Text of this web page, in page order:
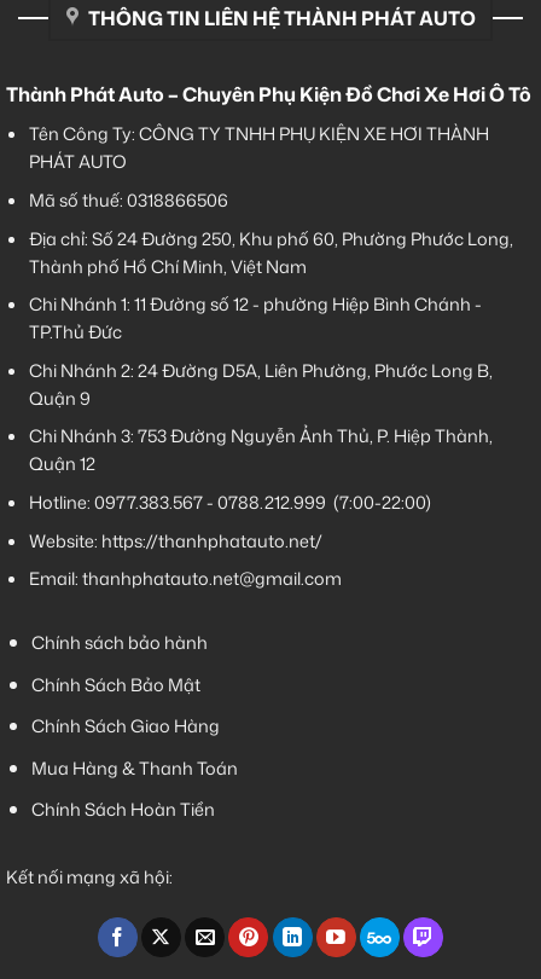
THÔNG TIN LIÊN HỆ THÀNH PHÁT AUTO
Thành Phát Auto – Chuyên Phụ Kiện Đồ Chơi Xe Hơi Ô Tô
Tên Công Ty: CÔNG TY TNHH PHỤ KIỆN XE HƠI THÀNH
PHÁT AUTO
Mã số thuế: 0318866506
Địa chỉ: Số 24 Đường 250, Khu phố 60, Phường Phước Long,
Thành phố Hồ Chí Minh, Việt Nam
Chi Nhánh 1:11 Đường số 12 - phường Hiệp Bình Chánh -
TP.Thủ Đức
Chi Nhánh 2:24 Đường D5A, Liên Phường, Phước Long B,
Quận 9
Chi Nhánh 3:753 Đường Nguyễn Ảnh Thủ, P. Hiệp Thành,
Quận 12
Hotline:0977.383.567-0788.212.999 (7:00-22:00)
Website: https://thanhphatauto.net/
Email:thanhphatauto.net@gmail.com
Chính sách bảo hành
Chính Sách Bảo Mật
Chính Sách Giao Hàng
Mua Hàng & Thanh Toán
Chính Sách Hoàn Tiền
Kết nối mạng xã hội: